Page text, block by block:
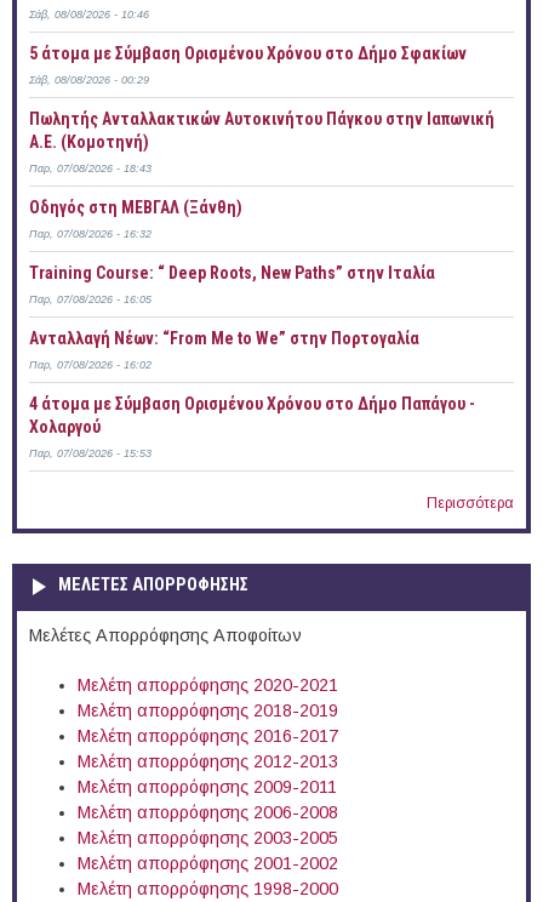
Σάβ, 08/08/2026 - 10:46
5 άτομα με Σύμβαση Ορισμένου Χρόνου στο Δήμο Σφακίων
Σάβ, 08/08/2026 - 00:29
Πωλητής Ανταλλακτικών Αυτοκινήτου Πάγκου στην Ιαπωνική
Α.Ε. (Κομοτηνή)
Παρ, 07/08/2026 - 18:43
Οδηγός στη ΜΕΒΓΑΛ (Ξάνθη)
Παρ, 07/08/2026 - 16:32
Training Course: “ Deep Roots, New Paths” στην Ιταλία
Παρ, 07/08/2026 - 16:05
Ανταλλαγή Νέων: “From Me to We” στην Πορτογαλία
Παρ, 07/08/2026 - 16:02
4 άτομα με Σύμβαση Ορισμένου Χρόνου στο Δήμο Παπάγου -
Χολαργού
Παρ, 07/08/2026 - 15:53
Περισσότερα
ΜΕΛΕΤΕΣ ΑΠΟΡΡΟΦΗΣΗΣ
Μελέτες Απορρόφησης Αποφοίτων
Μελέτη απορρόφησης 2020-2021
Μελέτη απορρόφησης 2018-2019
Μελέτη απορρόφησης 2016-2017
Μελέτη απορρόφησης 2012-2013
Μελέτη απορρόφησης 2009-2011
Μελέτη απορρόφησης 2006-2008
Μελέτη απορρόφησης 2003-2005
Μελέτη απορρόφησης 2001-2002
Μελέτη απορρόφησης 1998-2000